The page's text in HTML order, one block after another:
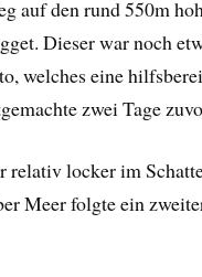
auf den rund 550m
Dieser war noch
welches eine
zwei Tage
relativ locker im
Meer folgte ein